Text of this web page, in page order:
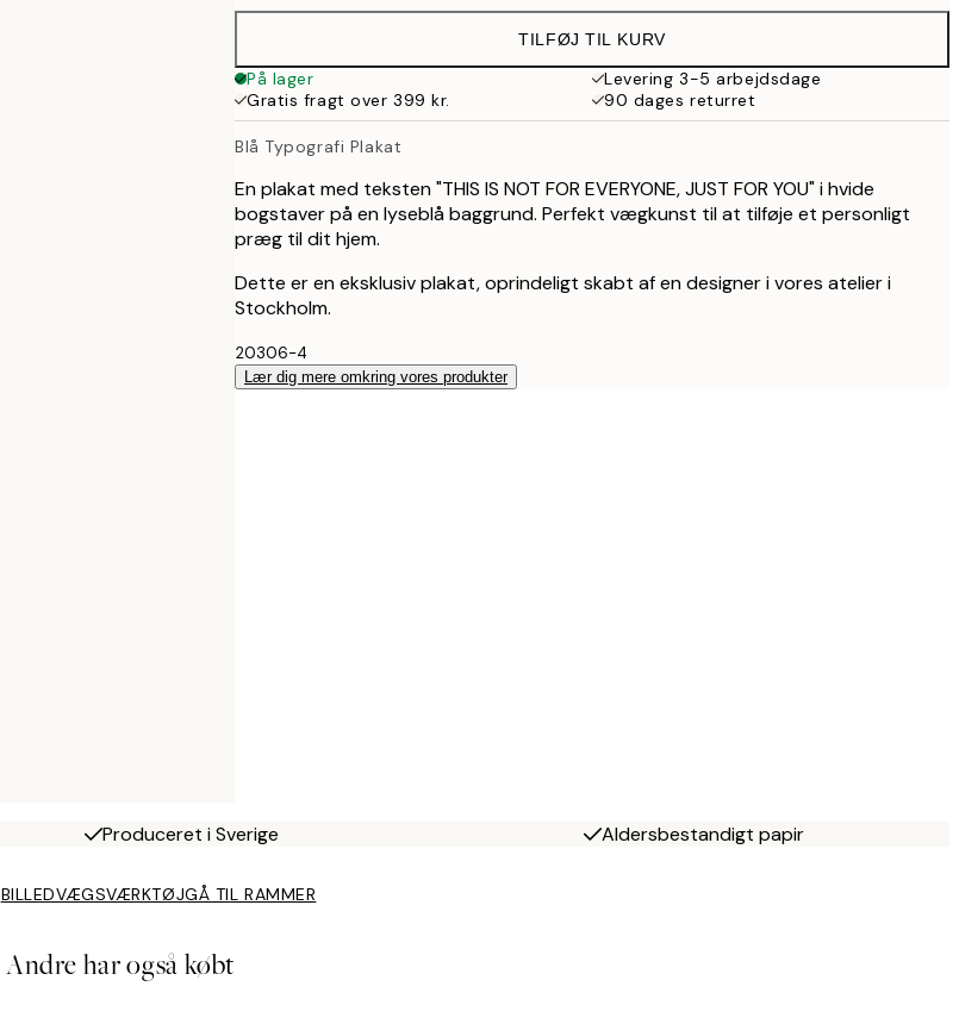
100x150 cm
TILFØJ TIL KURV
På lager
Levering 3-5 arbejdsdage
Gratis fragt over 399 kr.
90 dages returret
Blå Typografi Plakat
En plakat med teksten "THIS IS NOT FOR EVERYONE, JUST FOR YOU" i hvide
bogstaver på en lyseblå baggrund. Perfekt vægkunst til at tilføje et personligt
præg til dit hjem.
Dette er en eksklusiv plakat, oprindeligt skabt af en designer i vores atelier i
Stockholm.
20306-4
Lær dig mere omkring vores produkter
Produceret i Sverige Aldersbestandigt papir
BILLEDVÆGSVÆRKTØJGÅ TIL RAMMER
Andre har også købt